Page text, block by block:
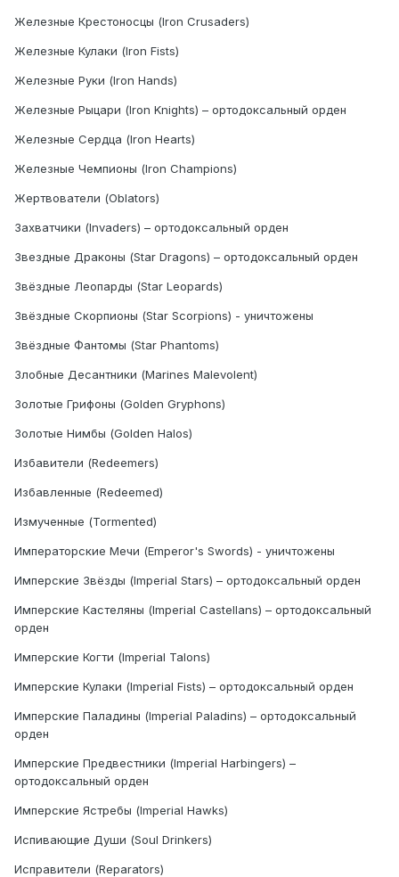
Железные Крестоносцы (Iron Crusaders)
Железные Кулаки (Iron Fists)
Железные Руки (Iron Hands)
Железные Рыцари (Iron Knights) – ортодоксальный орден
Железные Сердца (Iron Hearts)
Железные Чемпионы (Iron Champions)
Жертвователи (Oblators)
Захватчики (Invaders) – ортодоксальный орден
Звездные Драконы (Star Dragons) – ортодоксальный орден
Звёздные Леопарды (Star Leopards)
Звёздные Скорпионы (Star Scorpions) - уничтожены
Звёздные Фантомы (Star Phantoms)
Злобные Десантники (Marines Malevolent)
Золотые Грифоны (Golden Gryphons)
Золотые Нимбы (Golden Halos)
Избавители (Redeemers)
Избавленные (Redeemed)
Измученные (Tormented)
Императорские Мечи (Emperor's Swords) - уничтожены
Имперские Звёзды (Imperial Stars) – ортодоксальный орден
Имперские Кастеляны (Imperial Castellans) – ортодоксальный
орден
Имперские Когти (Imperial Talons)
Имперские Кулаки (Imperial Fists) – ортодоксальный орден
Имперские Паладины (Imperial Paladins) – ортодоксальный
орден
Имперские Предвестники (Imperial Harbingers) –
ортодоксальный орден
Имперские Ястребы (Imperial Hawks)
Испивающие Души (Soul Drinkers)
Исправители (Reparators)